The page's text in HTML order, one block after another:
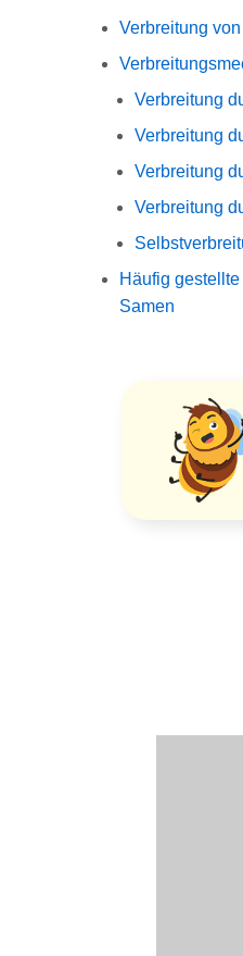
Verbreitung
Verbreitung
Verbreitung
Verbreitung
Verbreitung
Häufig
Samen